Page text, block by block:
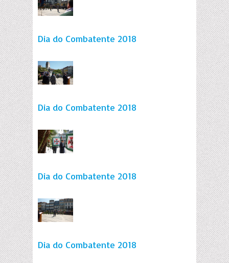
Dia do Combatente 2018
Dia do Combatente 2018
Dia do Combatente 2018
Dia do Combatente 2018